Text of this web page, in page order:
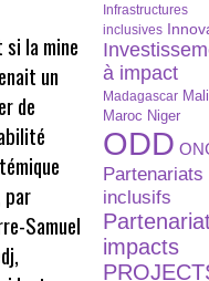
si la mine
un
de
par
Samuel
Infrastructures
inclusives
à impact
Madagascar Mali
Maroc Niger
ODD
Partenariats
inclusifs
impacts